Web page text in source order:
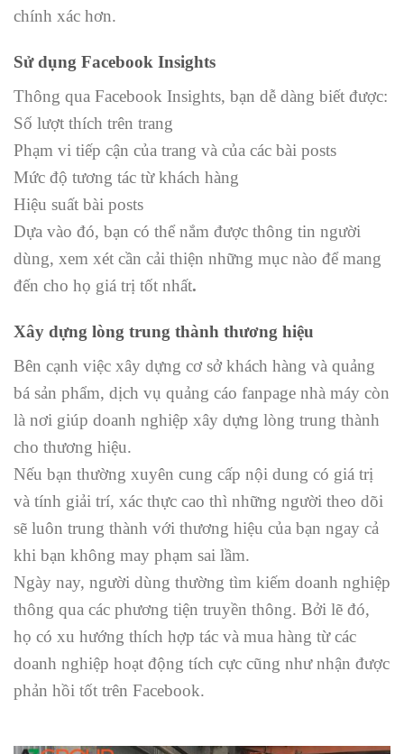
chính xác hơn.
Sử dụng Facebook Insights
Thông qua Facebook Insights, bạn dễ dàng biết được:
Số lượt thích trên trang
Phạm vi tiếp cận của trang và của các bài posts
Mức độ tương tác từ khách hàng
Hiệu suất bài posts
Dựa vào đó, bạn có thể nắm được thông tin người
dùng, xem xét cần cải thiện những mục nào để mang
đến cho họ giá trị tốt nhất.
Xây dựng lòng trung thành thương hiệu
Bên cạnh việc xây dựng cơ sở khách hàng và quảng
bá sản phẩm, dịch vụ quảng cáo fanpage nhà máy còn
là nơi giúp doanh nghiệp xây dựng lòng trung thành
cho thương hiệu.
Nếu bạn thường xuyên cung cấp nội dung có giá trị
và tính giải trí, xác thực cao thì những người theo dõi
sẽ luôn trung thành với thương hiệu của bạn ngay cả
khi bạn không may phạm sai lầm.
Ngày nay, người dùng thường tìm kiếm doanh nghiệp
thông qua các phương tiện truyền thông. Bởi lẽ đó,
họ có xu hướng thích hợp tác và mua hàng từ các
doanh nghiệp hoạt động tích cực cũng như nhận được
phản hồi tốt trên Facebook.